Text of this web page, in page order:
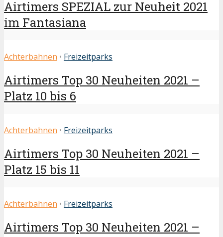
Airtimers SPEZIAL zur Neuheit 2021
im Fantasiana
Achterbahnen • Freizeitparks
Airtimers Top 30 Neuheiten 2021 –
Platz 10 bis 6
Achterbahnen • Freizeitparks
Airtimers Top 30 Neuheiten 2021 –
Platz 15 bis 11
Achterbahnen • Freizeitparks
Airtimers Top 30 Neuheiten 2021 –